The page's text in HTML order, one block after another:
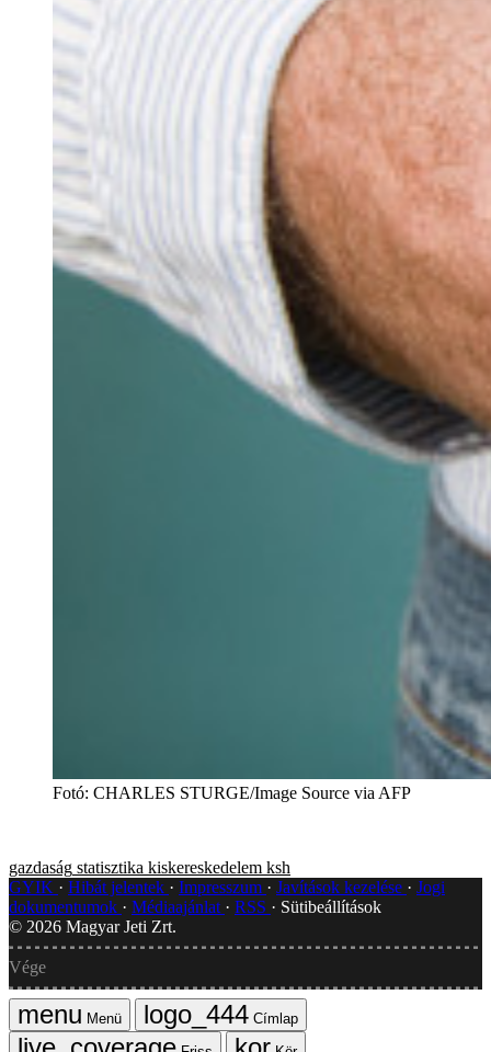
Fotó: CHARLES STURGE/Image Source via AFP
gazdaság statisztika kiskereskedelem ksh
GYIK
Hibát jelentek Impresszum Javítások kezelése
Jogi
dokumentumok
Médiaajánlat RSS
Sütibeállítások
© 2026 Magyar Jeti Zrt.
Vége
Menü
Címlap